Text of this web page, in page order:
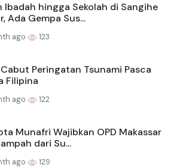
Ibadah hingga Sekolah di Sangihe
Ada Gempa Sus...
ago 123
Cabut Peringatan Tsunami Pasca
Filipina
ago 122
Munafri Wajibkan OPD Makassar
dari Su...
ago 129